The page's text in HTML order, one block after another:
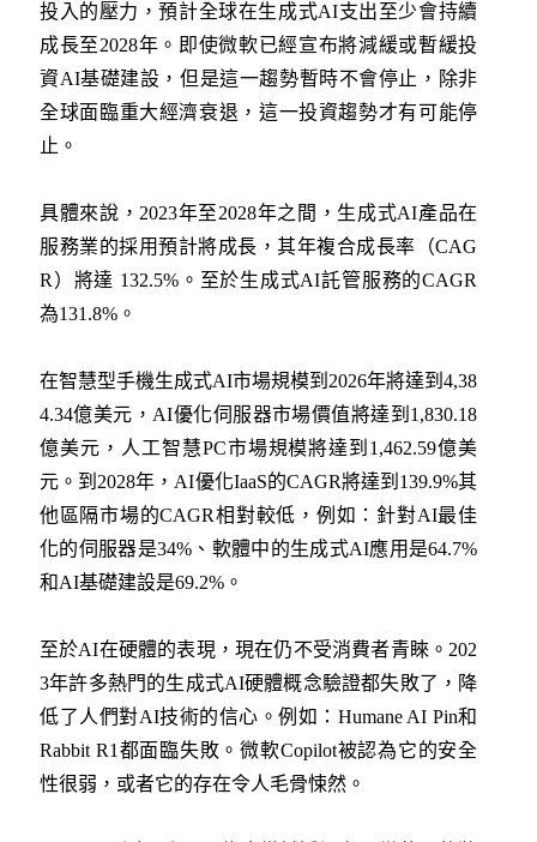
投入的壓力，預計全球在生成式AI支出至少會持續
成長至2028年。即使微軟已經宣布將減緩或暫緩投
資AI基礎建設，但是這一趨勢暫時不會停止，除非
全球面臨重大經濟衰退，這一投資趨勢才有可能停
止。
具體來說，2023年至2028年之間，生成式AI產品在
服務業的採用預計將成長，其年複合成長率（CAG
R）將達 132.5%。至於生成式AI託管服務的CAGR
為131.8%。
在智慧型手機生成式AI市場規模到2026年將達到4,38
4.34億美元，AI優化伺服器市場價值將達到1,830.18
億美元，人工智慧PC市場規模將達到1,462.59億美
元。到2028年，AI優化IaaS的CAGR將達到139.9%其
他區隔市場的CAGR相對較低，例如：針對AI最佳
化的伺服器是34%、軟體中的生成式AI應用是64.7%
和AI基礎建設是69.2%。
至於AI在硬體的表現，現在仍不受消費者青睞。202
3年許多熱門的生成式AI硬體概念驗證都失敗了，降
低了人們對AI技術的信心。例如：Humane AI Pin和
Rabbit R1都面臨失敗。微軟Copilot被認為它的安全
性很弱，或者它的存在令人毛骨悚然。